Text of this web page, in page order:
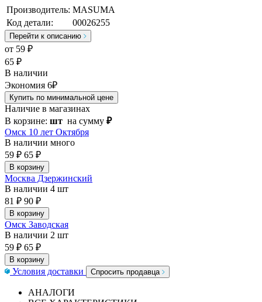
Производитель: MASUMA
Код детали:
00026255
Перейти к описанию
от 59 ₽
65 ₽
В наличии
Экономия 6₽
Купить по минимальной цене
Наличие в магазинах
В корзине: шт на сумму ₽
Омск 10 лет Октября
В наличии много
59 ₽ 65 ₽
В корзину
Москва Дзержинский
В наличии 4 шт
81 ₽ 90 ₽
В корзину
Омск Заводская
В наличии 2 шт
59 ₽ 65 ₽
В корзину
Условия доставки Спросить продавца
АНАЛОГИ